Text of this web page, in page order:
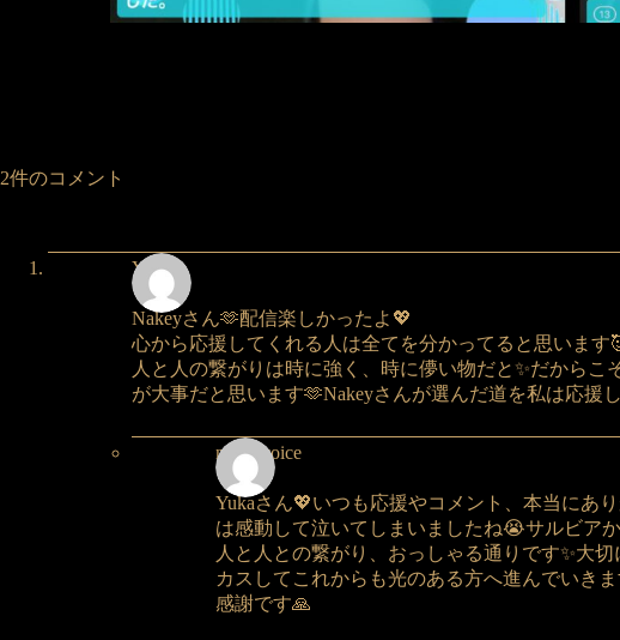
2件のコメント
Yuka
Nakeyさん🫶配信楽しかったよ💖
心から応援してくれる人は全てを分かってると思います
人と人の繋がりは時に強く、時に儚い物だと✨だからこ
が大事だと思います🫶Nakeyさんが選んだ道を私は応援
nakeyvoice
Yukaさん💖いつも応援やコメント、本当にあ
は感動して泣いてしまいましたね😭サルビア
人と人との繋がり、おっしゃる通りです✨大
カスしてこれからも光のある方へ進んでいき
感謝です🙏